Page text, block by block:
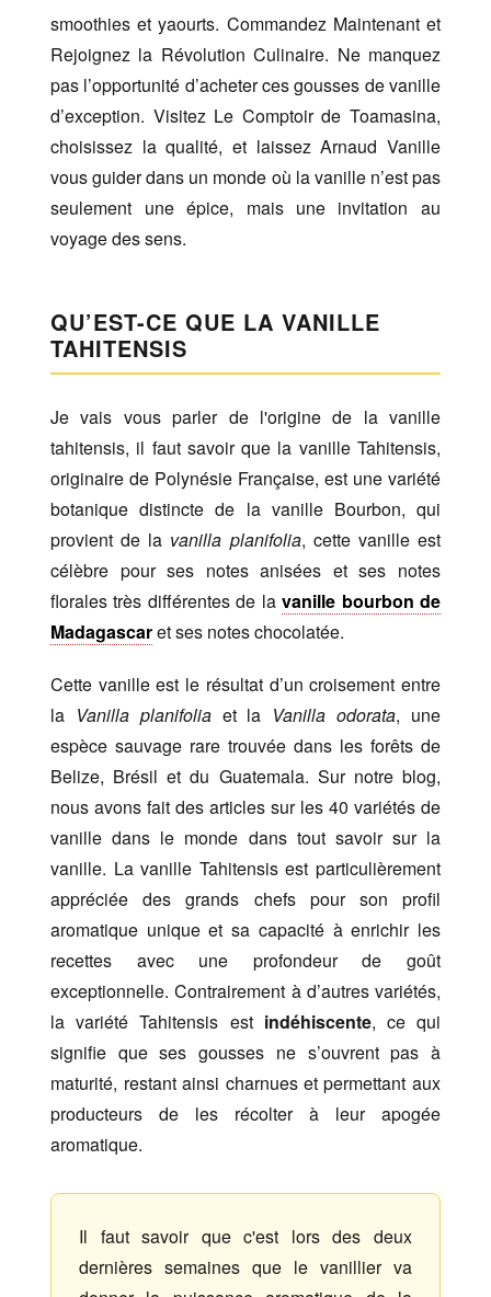
smoothies et yaourts. Commandez Maintenant et
Rejoignez la Révolution Culinaire. Ne manquez
pas l’opportunité d’acheter ces gousses de vanille
d’exception. Visitez Le Comptoir de Toamasina,
choisissez la qualité, et laissez Arnaud Vanille
vous guider dans un monde où la vanille n’est pas
seulement une épice, mais une invitation au
voyage des sens.
QU’EST-CE QUE LA VANILLE
TAHITENSIS
Je vais vous parler de l'origine de la vanille
tahitensis, il faut savoir que la vanille Tahitensis,
originaire de Polynésie Française, est une variété
botanique distincte de la vanille Bourbon, qui
provient de la vanilla planifolia, cette vanille est
célèbre pour ses notes anisées et ses notes
florales très différentes de lavanille bourbon de
Madagascaret ses notes chocolatée.
Cette vanille est le résultat d’un croisement entre
la Vanilla planifoliaet la Vanilla odorata, une
espèce sauvage rare trouvée dans les forêts de
Belize, Brésil et du Guatemala. Sur notre blog,
nous avons fait des articles sur les 40 variétés de
vanille dans le monde dans tout savoir sur la
vanille. La vanille Tahitensis est particulièrement
appréciée des grands chefs pour son profil
aromatique unique et sa capacité à enrichir les
recettes avec une profondeur de goût
exceptionnelle. Contrairement à d’autres variétés,
la variété Tahitensis est indéhiscente, ce qui
signifie que ses gousses ne s’ouvrent pas à
maturité, restant ainsi charnues et permettant aux
producteurs de les récolter à leur apogée
aromatique.
Il faut savoir que c'est lors des deux
dernières semaines que le vanillier va